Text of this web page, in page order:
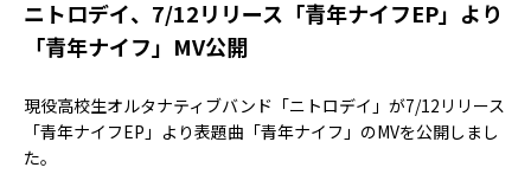
デモテープ
プライバシーポリシー
ENGLISH PAGE
ニトロデイ、7/12リリース「青年ナイフEP」より
「青年ナイフ」MV公開
現役高校生オルタナティブバンド「ニトロデイ」が7/12リリース
「青年ナイフEP」より表題曲「青年ナイフ」のMVを公開しまし
た。